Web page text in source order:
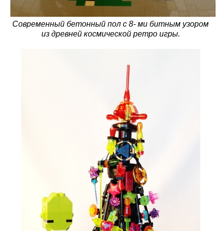
Современный бетонный пол с 8- ми битным узором
из древней космической ретро игры.